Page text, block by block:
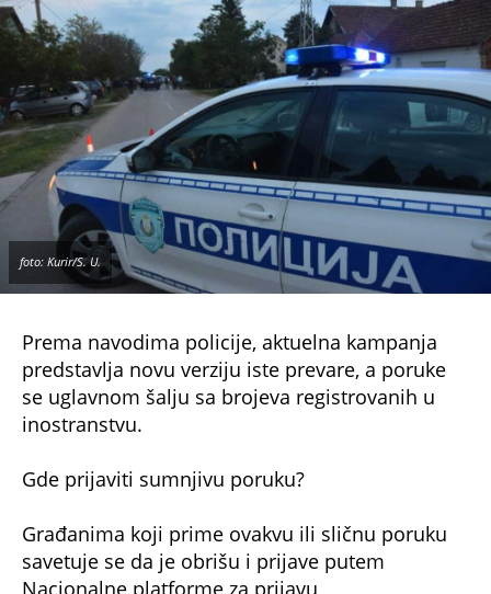
Preko ove platforme moguće je dostaviti spornu
poruku, internet stranicu ili drugi sadržaj na
proveru i dobiti stručnu procenu rizika.
MUP je poručio da će nastaviti da preduzima
mere radi otkrivanja i procesuiranja osoba koje
zloupotrebljavaju ime državnih institucija kako
bi prevarile građane i pribavile protivpravnu
imovinsku korist.
Najmoćnije majčine molitve za sina: Ove reči
će ih zaštititi od svakog zla - prejake su
Ovo su kazne za ubijanje životinja u Srbiji: Za
i do MILION DINARA